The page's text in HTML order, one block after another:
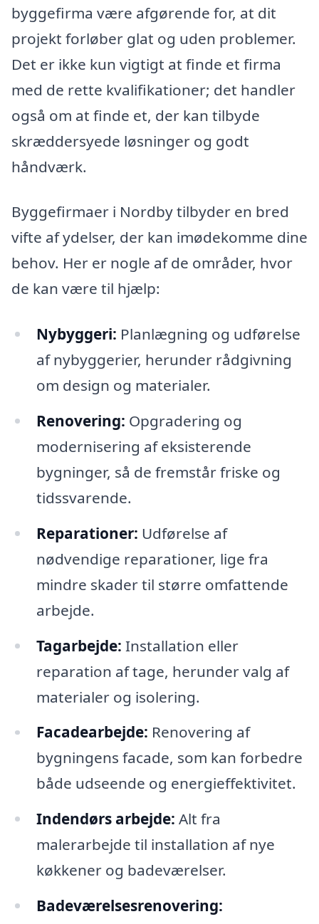
byggefirma være afgørende for, at dit
projekt forløber glat og uden problemer.
Det er ikke kun vigtigt at finde et firma
med de rette kvalifikationer; det handler
også om at finde et, der kan tilbyde
skræddersyede løsninger og godt
håndværk.
Byggefirmaer i Nordby tilbyder en bred
vifte af ydelser, der kan imødekomme dine
behov. Her er nogle af de områder, hvor
de kan være til hjælp:
Nybyggeri: Planlægning og udførelse
af nybyggerier, herunder rådgivning
om design og materialer.
Renovering: Opgradering og
modernisering af eksisterende
bygninger, så de fremstår friske og
tidssvarende.
Reparationer: Udførelse af
nødvendige reparationer, lige fra
mindre skader til større omfattende
arbejde.
Tagarbejde: Installation eller
reparation af tage, herunder valg af
materialer og isolering.
Facadearbejde: Renovering af
bygningens facade, som kan forbedre
både udseende og energieffektivitet.
Indendørs arbejde: Alt fra
malerarbejde til installation af nye
køkkener og badeværelser.
Badeværelsesrenovering: